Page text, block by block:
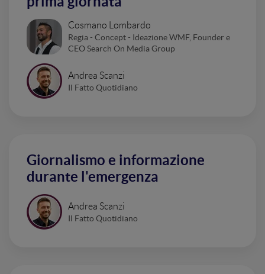
Cosmano Lombardo
Regia - Concept - Ideazione WMF, Founder e
CEO Search On Media Group
Andrea Scanzi
Il Fatto Quotidiano
Giornalismo e informazione
durante l'emergenza
Andrea Scanzi
Il Fatto Quotidiano